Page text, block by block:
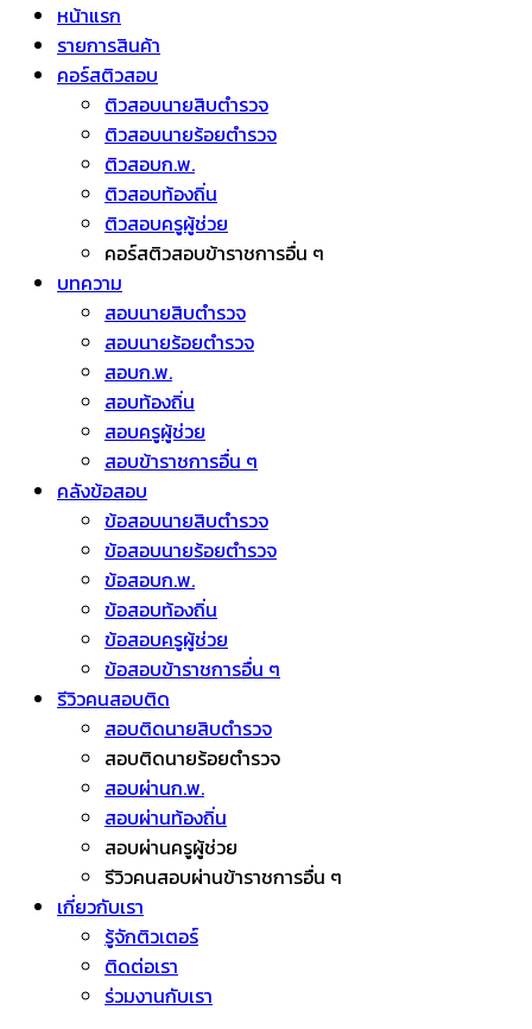
หน้าแรก
รายการสินค้า
คอร์สติวสอบ
ติวสอบนายสิบตำรวจ
ติวสอบนายร้อยตำรวจ
ติวสอบก.พ.
ติวสอบท้องถิ่น
ติวสอบครูผู้ช่วย
คอร์สติวสอบข้าราชการอื่น ๆ
บทความ
สอบนายสิบตำรวจ
สอบนายร้อยตำรวจ
สอบก.พ.
สอบท้องถิ่น
สอบครูผู้ช่วย
สอบข้าราชการอื่น ๆ
คลังข้อสอบ
ข้อสอบนายสิบตำรวจ
ข้อสอบนายร้อยตำรวจ
ข้อสอบก.พ.
ข้อสอบท้องถิ่น
ข้อสอบครูผู้ช่วย
ข้อสอบข้าราชการอื่น ๆ
รีวิวคนสอบติด
สอบติดนายสิบตำรวจ
สอบติดนายร้อยตำรวจ
สอบผ่านก.พ.
สอบผ่านท้องถิ่น
สอบผ่านครูผู้ช่วย
รีวิวคนสอบผ่านข้าราชการอื่น ๆ
เกี่ยวกับเรา
รู้จักติวเตอร์
ติดต่อเรา
ร่วมงานกับเรา